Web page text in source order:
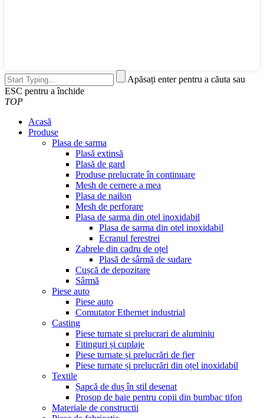
Apăsați enter pentru a căuta sau
ESC pentru a închide
TOP
Acasă
Produse
Plasa de sarma
Plasă extinsă
Plasă de gard
Produse prelucrate în continuare
Mesh de cernere a mea
Plasa de nailon
Mesh de perforare
Plasa de sarma din otel inoxidabil
Plasa de sarma din otel inoxidabil
Ecranul ferestrei
Zabrele din cadru de oțel
Plasă de sârmă de sudare
Cușcă de depozitare
Sârmă
Piese auto
Piese auto
Comutator Ethernet industrial
Casting
Piese turnate si prelucrari de aluminiu
Fitinguri și cuplaje
Piese turnate și prelucrări de fier
Piese turnate și prelucrări din oțel inoxidabil
Textile
Șapcă de duș în stil desenat
Prosop de baie pentru copii din bumbac tifon
Materiale de constructii